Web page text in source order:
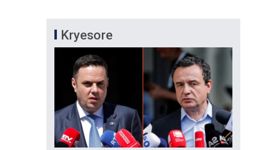
Kryesore